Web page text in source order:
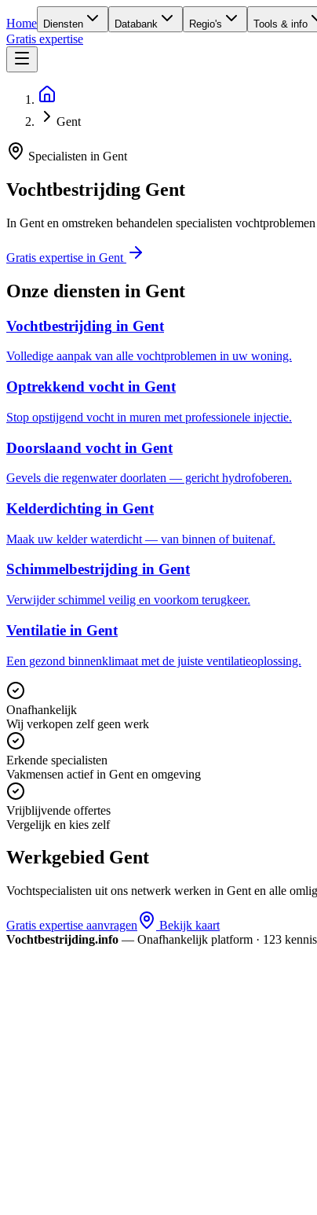
Home Diensten Databank Regio's Tools & info
Gratis expertise
Gent
Specialisten in Gent
Vochtbestrijding Gent
In Gent en omstreken behandelen specialisten
Gratis expertise in Gent
Onze diensten in Gent
Vochtbestrijding in Gent
Volledige aanpak van alle vochtproblemen in uw woning.
Optrekkend vocht in Gent
Stop opstijgend vocht in muren met professionele injectie.
Doorslaand vocht in Gent
Gevels die regenwater doorlaten — gericht hydrofoberen.
Kelderdichting in Gent
Maak uw kelder waterdicht — van binnen of buitenaf.
Schimmelbestrijding in Gent
Verwijder schimmel veilig en voorkom terugkeer.
Ventilatie in Gent
Een gezond binnenklimaat met de juiste ventilatieoplossing.
Onafhankelijk
Wij verkopen zelf geen werk
Erkende specialisten
Vakmensen actief in Gent en omgeving
Vrijblijvende offertes
Vergelijk en kies zelf
Werkgebied Gent
Vochtspecialisten uit ons netwerk werken in Gent en alle
Gratis expertise aanvragen
Bekijk kaart
Vochtbestrijding.info — Onafhankelijk platform · 123